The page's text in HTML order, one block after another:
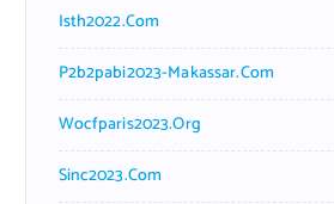
Isth2022.com
P2b2pabi2023-Makassar.com
Wocfparis2023.org
Sinc2023.com